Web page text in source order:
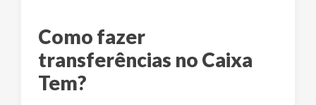
Como fazer
transferências no Caixa
Tem?